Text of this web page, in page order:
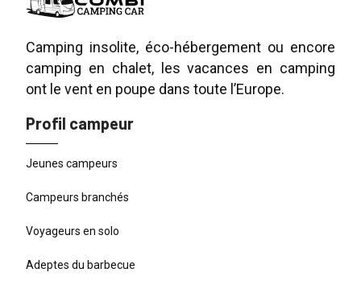
Camping insolite, éco-hébergement ou encore
camping en chalet, les vacances en camping
ont le vent en poupe dans toute l’Europe.
Profil campeur
Jeunes campeurs
Campeurs branchés
Voyageurs en solo
Adeptes du barbecue